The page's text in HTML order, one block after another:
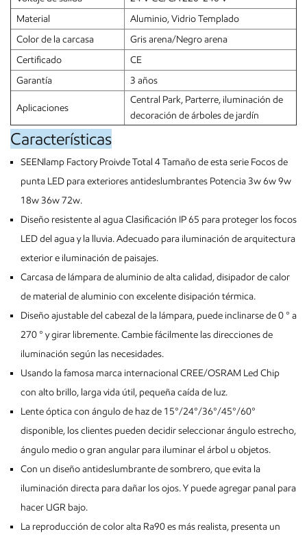
Material
Aluminio, Vidrio Templado
Color de la carcasa
Gris arena/Negro arena
Certificado
CE
Garantía
3 años
Aplicaciones
Central Park, Parterre, iluminación de
decoración de árboles de jardín
Características
SEENlamp Factory Proivde Total 4 Tamaño de esta serie Focos de
punta LED para exteriores antideslumbrantes Potencia 3w 6w 9w
18w 36w 72w.
Diseño resistente al agua Clasificación IP 65 para proteger los focos
LED del agua y la lluvia. Adecuado para iluminación de arquitectura
exterior e iluminación de paisajes.
Carcasa de lámpara de aluminio de alta calidad, disipador de calor
de material de aluminio con excelente disipación térmica.
Diseño ajustable del cabezal de la lámpara, puede inclinarse de 0 ° a
270 ° y girar libremente. Cambie fácilmente las direcciones de
iluminación según las necesidades.
Usando la famosa marca internacional CREE/OSRAM Led Chip
con alto brillo, larga vida útil, pequeña caída de luz.
Lente óptica con ángulo de haz de 15°/24°/36°/45°/60°
disponible, los clientes pueden decidir seleccionar ángulo estrecho,
ángulo medio o gran angular para iluminar el árbol u objetos.
Con un diseño antideslumbrante de sombrero, que evita la
iluminación directa para dañar los ojos. Y puede agregar panal para
hacer UGR bajo.
La reproducción de color alta Ra90 es más realista, presenta un